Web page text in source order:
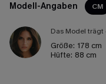
Modell-Angaben CM
Das Model trägt
Größe: 178 cm
Hüfte: 88 cm